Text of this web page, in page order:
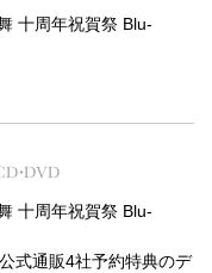
十周年祝賀祭 Blu-
・DVD
十周年祝賀祭 Blu-
式通販4社予約特典のデ